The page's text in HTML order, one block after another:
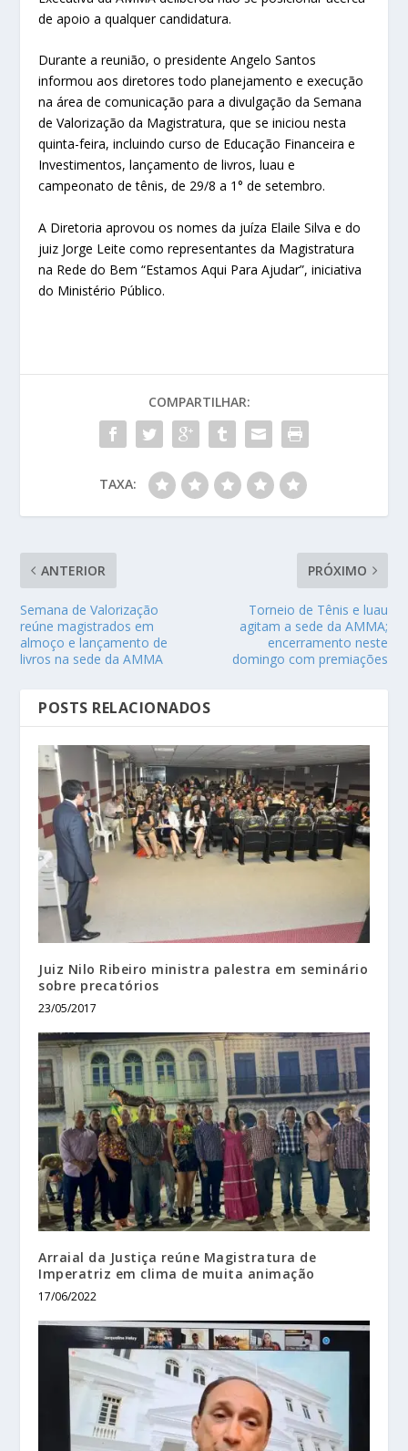
de apoio a qualquer candidatura.
Durante a reunião, o presidente Angelo Santos
informou aos diretores todo planejamento e execução
na área de comunicação para a divulgação da Semana
de Valorização da Magistratura, que se iniciou nesta
quinta-feira, incluindo curso de Educação Financeira e
Investimentos, lançamento de livros, luau e
campeonato de tênis, de 29/8 a 1° de setembro.
A Diretoria aprovou os nomes da juíza Elaile Silva e do
juiz Jorge Leite como representantes da Magistratura
na Rede do Bem “Estamos Aqui Para Ajudar”, iniciativa
do Ministério Público.
COMPARTILHAR:
TAXA:
ANTERIOR
Semana de Valorização
reúne magistrados em
almoço e lançamento de
livros na sede da AMMA
PRÓXIMO
Torneio de Tênis e luau
agitam a sede da AMMA;
encerramento neste
domingo com premiações
POSTS RELACIONADOS
Juiz Nilo Ribeiro ministra palestra em seminário
sobre precatórios
23/05/2017
Arraial da Justiça reúne Magistratura de
Imperatriz em clima de muita animação
17/06/2022